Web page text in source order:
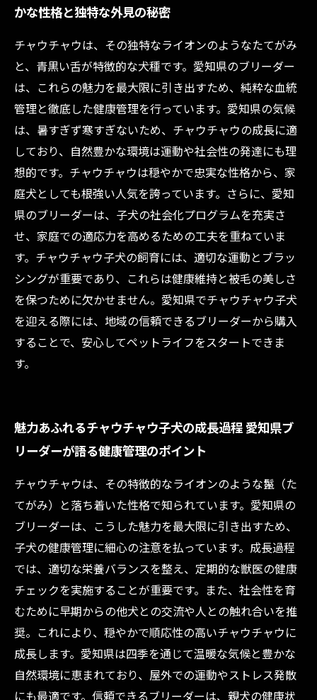
理想のチャウチャウ子犬との出会い 愛知県で購
入する際の注意点とアドバイス
地元で育てるからこそわかる チャウチャウ子犬
の魅力と飼育の楽しみ方
チャウチャウ子犬の購入から日常ケアまで愛知
県ブリーダーが徹底サポートする理由
かな性格と独特な外見の秘密
チャウチャウは、その独特なライオンのようなたてがみ
と、青黒い舌が特徴的な犬種です。愛知県のブリーダー
は、これらの魅力を最大限に引き出すため、純粋な血統
管理と徹底した健康管理を行っています。愛知県の気候
は、暑すぎず寒すぎないため、チャウチャウの成長に適
しており、自然豊かな環境は運動や社会性の発達にも理
想的です。チャウチャウは穏やかで忠実な性格から、家
庭犬としても根強い人気を誇っています。さらに、愛知
県のブリーダーは、子犬の社会化プログラムを充実さ
せ、家庭での適応力を高めるための工夫を重ねていま
す。チャウチャウ子犬の飼育には、適切な運動とブラッ
シングが重要であり、これらは健康維持と被毛の美しさ
を保つために欠かせません。愛知県でチャウチャウ子犬
を迎える際には、地域の信頼できるブリーダーから購入
することで、安心してペットライフをスタートできま
す。
魅力あふれるチャウチャウ子犬の成長過程 愛知県ブ
リーダーが語る健康管理のポイント
チャウチャウは、その特徴的なライオンのような鬣（た
てがみ）と落ち着いた性格で知られています。愛知県の
ブリーダーは、こうした魅力を最大限に引き出すため、
子犬の健康管理に細心の注意を払っています。成長過程
では、適切な栄養バランスを整え、定期的な獣医の健康
チェックを実施することが重要です。また、社会性を育
むために早期からの他犬との交流や人との触れ合いを推
奨。これにより、穏やかで順応性の高いチャウチャウに
成長します。愛知県は四季を通じて温暖な気候と豊かな
自然環境に恵まれており、屋外での運動やストレス発散
にも最適です。信頼できるブリーダーは、親犬の健康状